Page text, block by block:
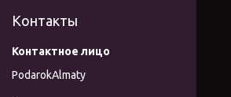
Контакты
PodarokAlmaty